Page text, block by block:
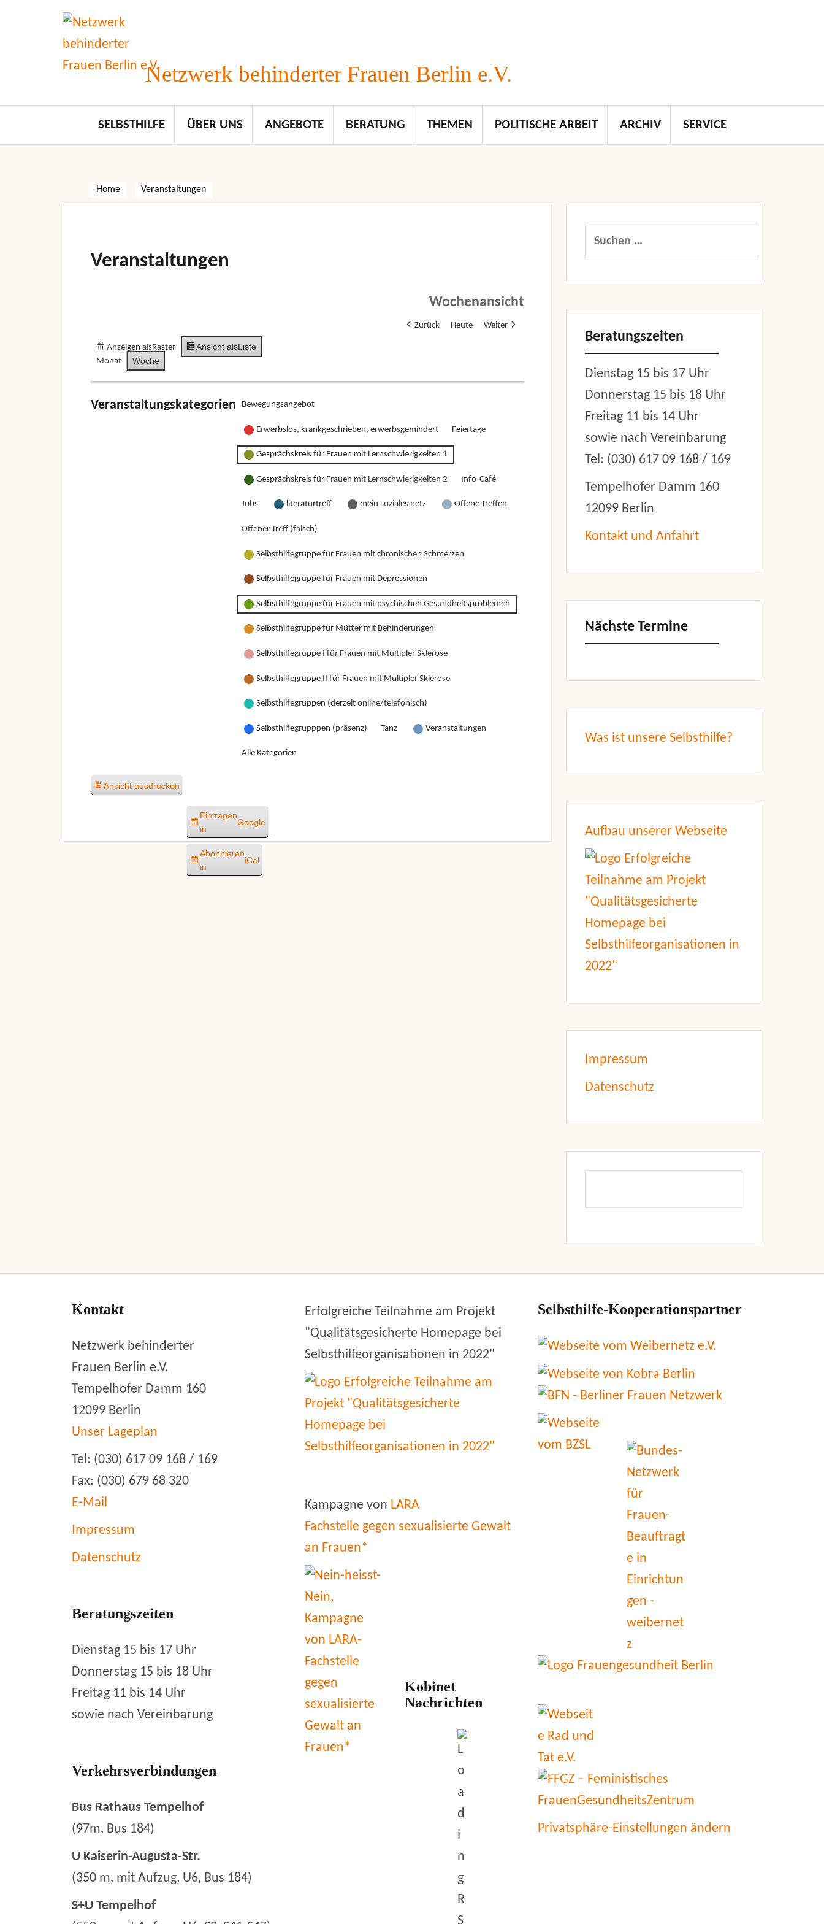
Netzwerk behinderter Frauen Berlin e.V.
SELBSTHILFE ÜBER UNS ANGEBOTE BERATUNG THEMEN POLITISCHE ARBEIT ARCHIV SERVICE
Home Veranstaltungen
Veranstaltungen
Wochenansicht
Anzeigen alsRaster Ansicht alsListe
Monat Woche
Zurück Heute Weiter
Veranstaltungskategorien Bewegungsangebot
Erwerbslos, krankgeschrieben, erwerbsgemindert Feiertage
Gesprächskreis für Frauen mit Lernschwierigkeiten 1
Gesprächskreis für Frauen mit Lernschwierigkeiten 2 Info-Café
Jobs literaturtreff mein soziales netz Offene Treffen
Offener Treff (falsch)
Selbsthilfegruppe für Frauen mit chronischen Schmerzen
Selbsthilfegruppe für Frauen mit Depressionen
Selbsthilfegruppe für Frauen mit psychischen Gesundheitsproblemen
Selbsthilfegruppe für Mütter mit Behinderungen
Selbsthilfegruppe I für Frauen mit Multipler Sklerose
Selbsthilfegruppe II für Frauen mit Multipler Sklerose
Selbsthilfegruppen (derzeit online/telefonisch)
Selbsthilfegrupppen (präsenz) Tanz Veranstaltungen
Alle Kategorien
Ansicht ausdrucken
Eintragen
in
Google
Abonnieren
in
iCal
Suchen
Beratungszeiten
Dienstag 15 bis 17 Uhr
Donnerstag 15 bis 18 Uhr
Freitag 11 bis 14 Uhr
sowie nach Vereinbarung
Tel: (030) 617 09 168 / 169
Tempelhofer Damm 160
12099 Berlin
Kontakt und Anfahrt
Nächste Termine
Was ist unsere Selbsthilfe?
Aufbau unserer Webseite
Impressum
Datenschutz
Kontakt
Netzwerk behinderter
Frauen Berlin e.V.
Tempelhofer Damm 160
12099 Berlin
Unser Lageplan
Tel: (030) 617 09 168 / 169
Fax: (030) 679 68 320
E-Mail
Impressum
Datenschutz
Beratungszeiten
Dienstag 15 bis 17 Uhr
Donnerstag 15 bis 18 Uhr
Freitag 11 bis 14 Uhr
sowie nach Vereinbarung
Verkehrsverbindungen
Bus Rathaus Tempelhof
(97m, Bus 184)
U Kaiserin-Augusta-Str.
(350 m, mit Aufzug, U6, Bus 184)
S+U Tempelhof
Erfolgreiche Teilnahme am Projekt
"Qualitätsgesicherte Homepage bei
Selbsthilfeorganisationen in 2022"
Kampagne von LARA
Fachstelle gegen sexualisierte Gewalt
an Frauen*
Kobinet
Nachrichten
Selbsthilfe-Kooperationspartner
Privatsphäre-Einstellungen ändern